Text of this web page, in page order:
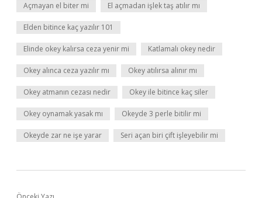
Açmayan el biter mi El açmadan işlek taş atılır mı
Elden bitince kaç yazılır 101
Elinde okey kalırsa ceza yenir mi Katlamalı okey nedir
Okey alınca ceza yazılır mı Okey atılırsa alınır mı
Okey atmanın cezası nedir Okey ile bitince kaç siler
Okey oynamak yasak mı Okeyde 3 perle bitilir mi
Okeyde zar ne işe yarar Seri açan biri çift işleyebilir mi